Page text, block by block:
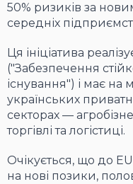
50% ризиків за
середніх
Ця ініціатива
("Забезпечення
існування") і має на
українських
секторах —
торгівлі та логістиці.
Очікується, що до
на нові позики,